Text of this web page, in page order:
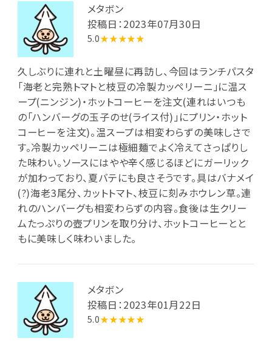
メタボン
投稿日：2023年07月30日
5.0★★★★★
久しぶりに連れと土曜昼に再訪し、今回はランチパスタ
「海老と完熟トマトと枝豆の冷製カッペリーニ」に温ス
ープ(ニンジン)・ホットコーヒーを注文(連れはいつも
の「ハンバーグの玉子のせ(ライス付)」にプリン・ホット
コーヒーを注文)。温スープは相変わらずの美味しさで
す。冷製カッペリーニは極細麺でよく冷えてさっぱりし
た味わい。ソースにはやや辛く感じるほどにガーリック
が加わっており、夏バテにも良さそうです。具はバナメイ
(?)海老3尾分、カットトマト、枝豆に刻みホウレン草。連
れのハンバーグも相変わらずの内容。食後は生クリー
ムたっぷりの壺プリンを取り分け、ホットコーヒーとと
もに美味しく味わいました。
メタボン
投稿日：2023年01月22日
5.0★★★★★